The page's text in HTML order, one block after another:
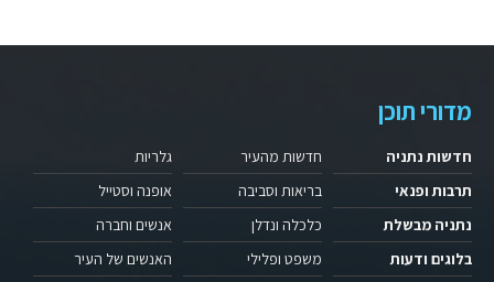
מדורי תוכן
חדשות נתניה
תרבות ופנאי
נתניה מבשלת
בלוגים ודעות
חדשות מהעיר
בריאות וסביבה
כלכלה ונדלן
משפט ופלילי
גלריות
אופנה וסטייל
אנשים וחברה
האנשים של העיר